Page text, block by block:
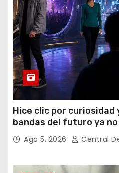
Hice clic por curiosidad
bandas del futuro ya
por los oídos
Ago 5, 2026 Central